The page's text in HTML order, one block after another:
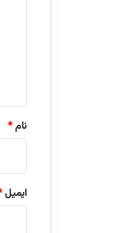
نام*
ایمیل